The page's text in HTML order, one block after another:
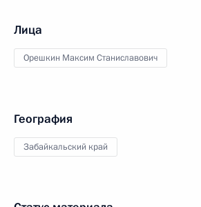
Лица
Орешкин Максим Станиславович
География
Забайкальский край